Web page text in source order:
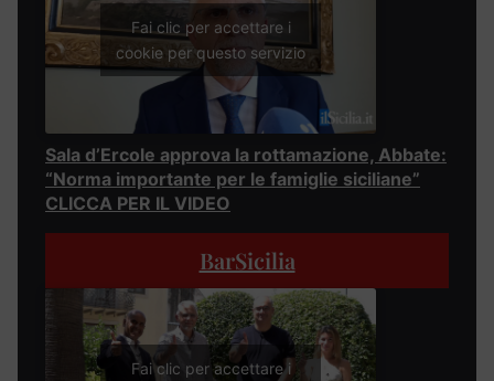
Fai clic per accettare i
cookie per questo servizio
Sala d’Ercole approva la rottamazione, Abbate:
“Norma importante per le famiglie siciliane”
CLICCA PER IL VIDEO
BarSicilia
Fai clic per accettare i